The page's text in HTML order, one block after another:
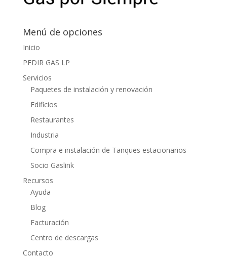
Menú de opciones
Inicio
PEDIR GAS LP
Servicios
Paquetes de instalación y renovación
Edificios
Restaurantes
Industria
Compra e instalación de Tanques estacionarios
Socio Gaslink
Recursos
Ayuda
Blog
Facturación
Centro de descargas
Contacto